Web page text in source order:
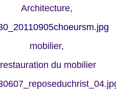
Architecture,
mobilier,
restauration du mobilier